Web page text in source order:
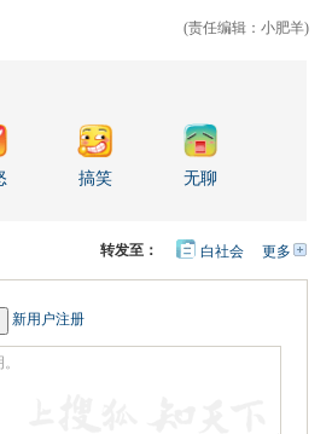
(责任编辑：小肥羊)
搞笑 无聊
更多开
转发至： 白社会
新用户注册